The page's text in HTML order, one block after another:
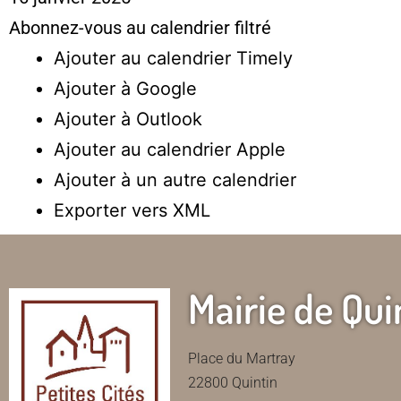
Abonnez-vous au calendrier filtré
Ajouter au calendrier Timely
Ajouter à Google
Ajouter à Outlook
Ajouter au calendrier Apple
Ajouter à un autre calendrier
Exporter vers XML
Mairie de
Place du Martray
22800 Quintin